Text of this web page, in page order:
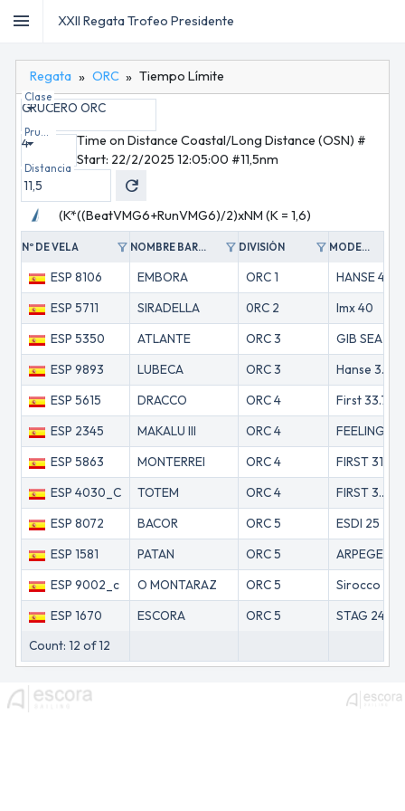
menu XXII Regata Trofeo Presidente
homeInicio
dashboardRegata
sailingInscripciones
group Personal
timelineSeguimiento
redeemCertificados
area_chartPolares
timeline Scratch
Tiempos
Límite
emoji_eventsResultados
Regata ORC
Tiempo Límite
CRUCERO ORC
Clase
4
Prueba
Time on Distance Coastal/Long Distance (OSN) #
Start: 22/2/2025 12:05:00 #11,5nm
Distancia
refresh
(K*((BeatVMG6+RunVMG6)/2)xNM (K = 1,6)
Nº DE VELA filter_alt NOMBRE BARCO filter_alt DIVISIÓN filter_alt MODELO
ESP 8106 EMBORA ORC 1
ESP 5711
SIRADELLA 0RC 2
Imx 40
ESP 5350
ATLANTE ORC 3
ESP 9893
LUBECA ORC 3
Hanse 388 M L-Keel
ESP 5615
DRACCO ORC 4
First 33.7
ESP 2345
MAKALU III ORC 4
ESP 5863
MONTERREI ORC 4
FIRST 31.7
ESP 4030_C
TOTEM ORC 4
FIRST 32S5 (BK)
ESP 8072
BACOR ORC 5
ESDI 25
ESP 1581
PATAN ORC 5
ARPEGE
ESP 9002_c
O MONTARAZ ORC 5
ESP 1670
ESCORA ORC 5
STAG 24
Count: 12 of 12